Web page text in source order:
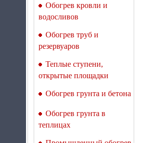
Обогрев кровли и
водосливов
Обогрев труб и
резервуаров
Теплые ступени,
открытые площадки
Обогрев грунта и бетона
Обогрев грунта в
теплицах